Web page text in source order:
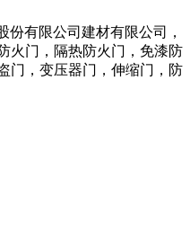
份有限公司建材有限公司，
火门，隔热防火门，免漆防
门，变压器门，伸缩门，防